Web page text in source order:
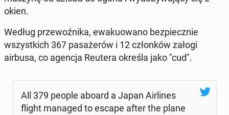
okien.
Według prze­woź­ni­ka, ewa­ku­owa­no bez­piecz­nie
wszyst­kich 367 pa­sa­że­rów i 12 człon­ków załogi
airbusa, co agencja Reutera określa jako "cud".
All 379 people aboard a Japan Air­li­nes
flight managed to escape after the plane